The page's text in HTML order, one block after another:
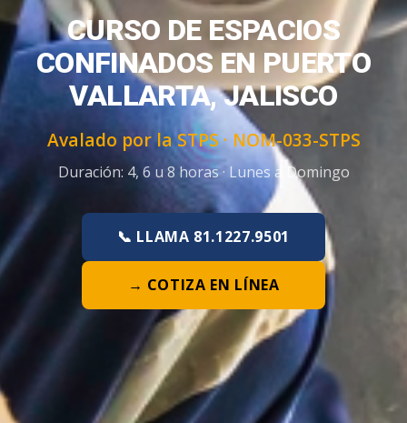
CURSO DE ESPACIOS
CONFINADOS EN PUERTO
VALLARTA, JALISCO
Avalado por la STPS · NOM-033-STPS
Duración: 4, 6 u 8 horas· Lunes a Domingo
📞 LLAMA 81.1227.9501
→ COTIZA EN LÍNEA